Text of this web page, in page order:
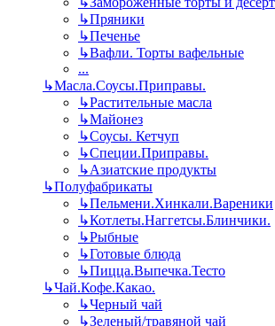
↳Пряники
↳Печенье
↳Вафли. Торты вафельные
...
↳Масла.Соусы.Приправы.
↳Растительные масла
↳Майонез
↳Соусы. Кетчуп
↳Специи.Приправы.
↳Азиатские продукты
↳Полуфабрикаты
↳Пельмени.Хинкали.Вареники
↳Котлеты.Наггетсы.Блинчики.
↳Рыбные
↳Готовые блюда
↳Пицца.Выпечка.Тесто
↳Чай.Кофе.Какао.
↳Черный чай
↳Зеленый/травяной чай